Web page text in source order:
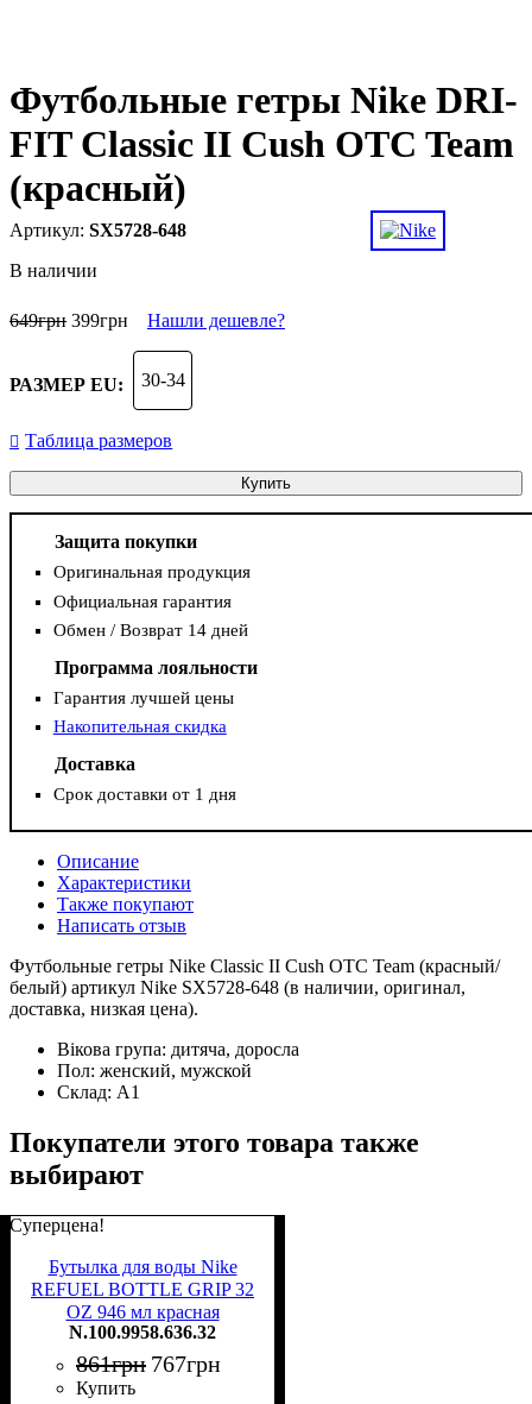
Футбольные гетры Nike DRI-
FIT Classic II Cush OTC Team
(красный)
SX5728-648
В наличии
649грн 399грн Нашли дешевле?
РАЗМЕР EU: 30-34
Таблица размеров
Купить
Защита покупки
Оригинальная продукция
Официальная гарантия
Обмен / Возврат 14 дней
Программа лояльности
Гарантия лучшей цены
Накопительная скидка
Доставка
Срок доставки от 1 дня
Описание
Характеристики
Также покупают
Написать отзыв
Футбольные гетры Nike Classic II Cush OTC Team (красный/
белый) артикул Nike SX5728-648 (в наличии, оригинал,
доставка, низкая цена).
Вікова група: дитяча, доросла
Пол: женский, мужской
Склад: А1
Покупатели этого товара также
выбирают
Суперцена!
Бутылка для воды Nike
REFUEL BOTTLE GRIP 32
OZ 946 мл красная
N.100.9958.636.32
N.100.9958.636.32
861грн 767грн
Купить